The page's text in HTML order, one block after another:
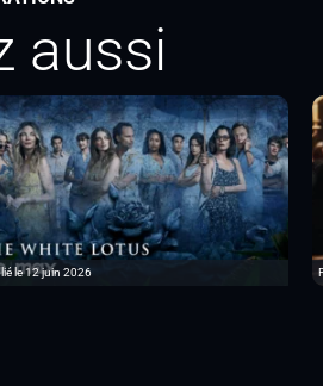
aussi
le 12 juin 2026